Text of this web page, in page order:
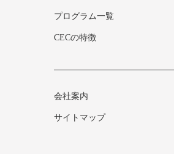
プログラム一覧
CECの特徴
会社案内
サイトマップ